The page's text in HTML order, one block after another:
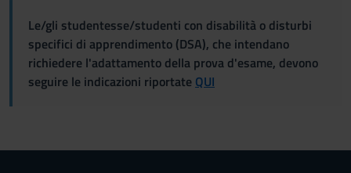
Le/gli studentesse/studenti con disabilità o disturbi
specifici di apprendimento (DSA), che intendano
richiedere l'adattamento della prova d'esame, devono
seguire le indicazioni riportate QUI